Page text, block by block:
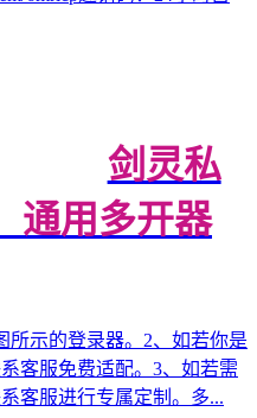
剑灵私
通用多开器
所示的登录器。2、如若你是
客服免费适配。3、如若需
客服进行专属定制。多...